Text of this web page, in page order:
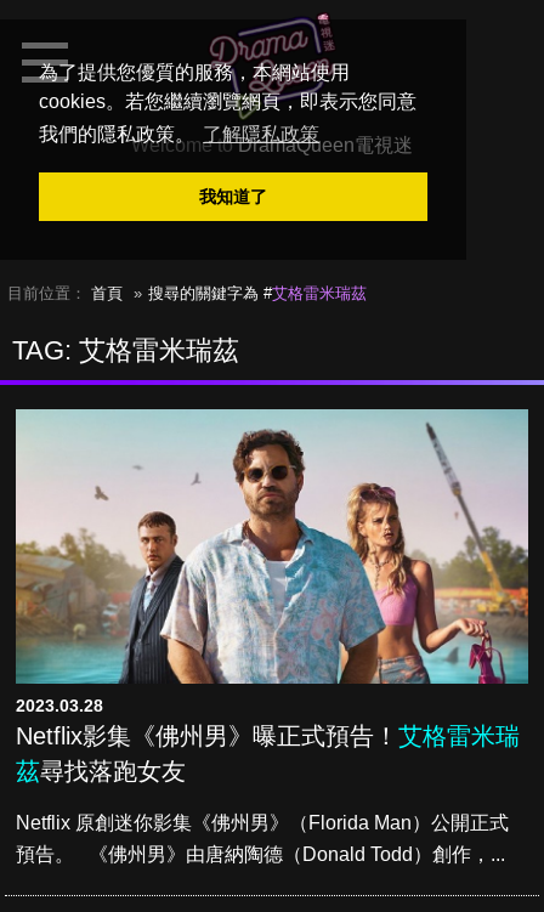
為了提供您優質的服務，本網站使用
cookies。若您繼續瀏覽網頁，即表示您同意
我們的隱私政策。
了解隱私政策
我知道了
Welcome toDramaQueen電視迷
目前位置： 首頁 搜尋的關鍵字為 #艾格雷米瑞茲
TAG: 艾格雷米瑞茲
2023.03.28
Netflix影集《佛州男》曝正式預告！艾格雷米瑞
茲尋找落跑女友
Netflix 原創迷你影集《佛州男》（Florida Man）公開正式
預告。 《佛州男》由唐納陶德（Donald Todd）創作，...